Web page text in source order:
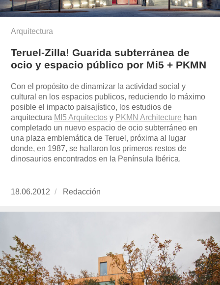
Arquitectura
Teruel-Zilla! Guarida subterránea de
ocio y espacio público por Mi5 + PKMN
Con el propósito de dinamizar la actividad social y
cultural en los espacios publicos, reduciendo lo máximo
posible el impacto paisajístico, los estudios de
arquitectura MI5 Arquitectos y PKMN Architecture han
completado un nuevo espacio de ocio subterráneo en
una plaza emblemática de Teruel, próxima al lugar
donde, en 1987, se hallaron los primeros restos de
dinosaurios encontrados en la Península Ibérica.
Publicado
18.06.2012 https://www.experimenta.es/author/redaccion/
Redacción